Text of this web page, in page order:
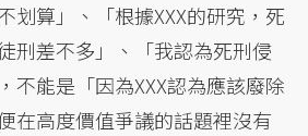
划算」、「根據XXX的研究，死
刑差不多」、「我認為死刑侵
不能是「因為XXX認為應該廢除
在高度價值爭議的話題裡沒有